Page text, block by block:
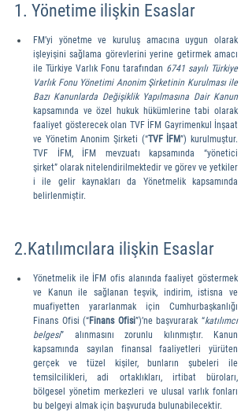
1. Yönetime ilişkin Esaslar
FM’yi yönetme ve kuruluş amacına uygun olarak
işleyişini sağlama görevlerini yerine getirmek amacı
ile Türkiye Varlık Fonu tarafından 6741 sayılı Türkiye
Varlık Fonu Yönetimi Anonim Şirketinin Kurulması ile
Bazı Kanunlarda Değişiklik Yapılmasına Dair Kanun
kapsamında ve özel hukuk hükümlerine tabi olarak
faaliyet gösterecek olan TVF İFM Gayrimenkul İnşaat
ve Yönetim Anonim Şirketi (“TVF İFM”) kurulmuştur.
TVF İFM, İFM mevzuatı kapsamında “yönetici
şirket” olarak nitelendirilmektedir ve görev ve yetkiler
i ile gelir kaynakları da Yönetmelik kapsamında
belirlenmiştir.
2.Katılımcılara ilişkin Esaslar
Yönetmelik ile İFM ofis alanında faaliyet göstermek
ve Kanun ile sağlanan teşvik, indirim, istisna ve
muafiyetten yararlanmak için Cumhurbaşkanlığı
Finans Ofisi (“Finans Ofisi”)’ne başvurarak “katılımcı
belgesi” alınmasını zorunlu kılınmıştır. Kanun
kapsamında sayılan finansal faaliyetleri yürüten
gerçek ve tüzel kişiler, bunların şubeleri ile
temsilcilikleri, adi ortaklıkları, irtibat büroları,
bölgesel yönetim merkezleri ve ulusal varlık fonları
bu belgeyi almak için başvuruda bulunabilecektir.